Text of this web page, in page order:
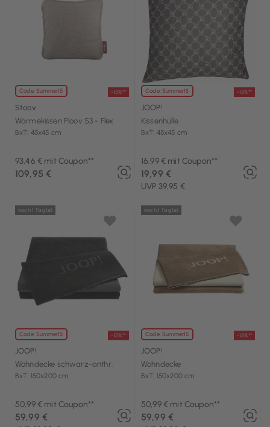
Code: Summer15 -15%**
Stoov
Wärmekissen Ploov S3 - Flex
BxT: 45x45 cm
93,46 € mit Coupon**
109,95 €
Code: Summer15 -15%**
JOOP!
Kissenhülle
BxT: 45x45 cm
16,99 € mit Coupon**
UVP 39,95 €
19,99 €
Code: Summer15 -15%**
noch 1 Tag(e)
JOOP!
Wohndecke schwarz-anthr.
BxT: 150x200 cm
50,99 € mit Coupon**
59,99 €
Code: Summer15 -15%**
noch 1 Tag(e)
JOOP!
Wohndecke
BxT: 150x200 cm
50,99 € mit Coupon**
59,99 €